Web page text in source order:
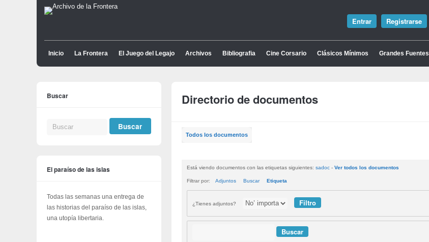
Entrar Registrarse
Inicio La Frontera El Juego del Legajo Archivos Bibliografia Cine Corsario Clásicos Mínimos Grandes Fuentes
Directorio de documentos
Todos los documentos
Está viendo documentos con las etiquetas siguientes: sadoc - Ver todos los documentos
Filtrar por: Adjuntos Buscar Etiqueta
¿Tienes adjuntos?
Buscar
El paraíso de las islas
Todas las semanas una entrega de
las historias del paraíso de las islas,
una utopía libertaria.